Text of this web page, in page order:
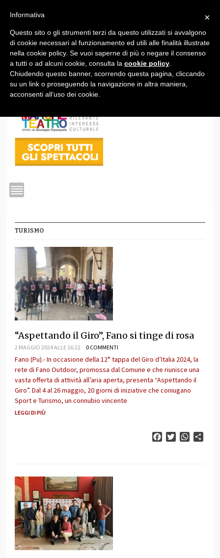
1
TURISMO
“Aspettando il Giro”, Fano si tinge di rosa
2 MAGGIO 2024 ALLE 16:22 0 COMMENTI
Fano (Pu).- In occasione della 12° tappa del Giro d’Italia 2024, la
rete di Fano Outdoor, promossa dal Comune e che riunisce una
vasta offerta di attività all’aria aperta, presenta “Aspettando il
Giro”. Dal 4 al 26 maggio, 20 giorni di iniziative che coniugano
Sport e Turismo, un connubio vincente
LEGGI DI PIÙ
FacebookTwitter
×
Informativa
Questo sito o gli strumenti terzi da questo utilizzati si avvalgono
di cookie necessari al funzionamento ed utili alle finalità illustrate
nella cookie policy. Se vuoi saperne di più o negare il consenso
a tutti o ad alcuni cookie, consulta la cookie policy
Chiudendo questo banner, scorrendo questa pagina, cliccando
su un link o proseguendo la navigazione in altra maniera,
acconsenti all’uso dei cookie.